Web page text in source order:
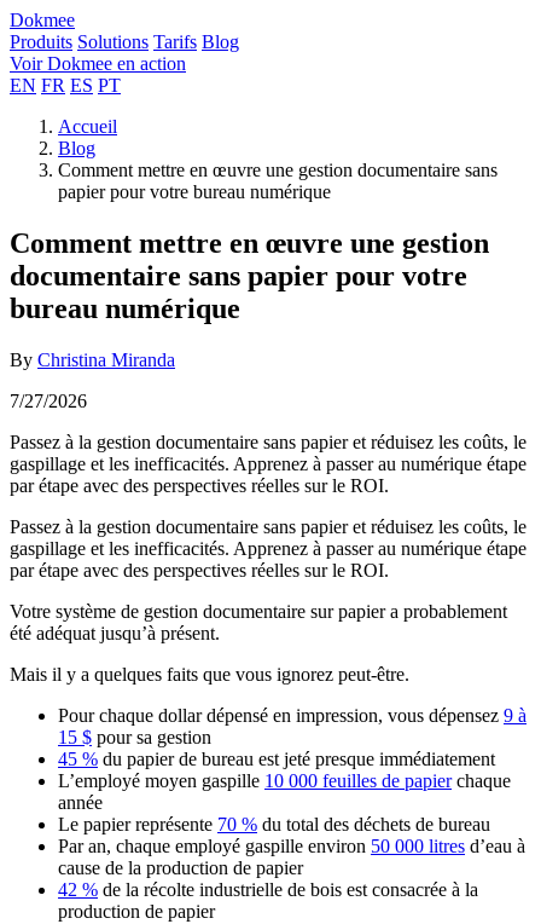
Dokmee
Produits Solutions Tarifs Blog
Voir Dokmee en action
EN FR ES PT
Accueil
Blog
Comment mettre en œuvre une gestion documentaire sans
papier pour votre bureau numérique
Comment mettre en œuvre une gestion
documentaire sans papier pour votre
bureau numérique
By Christina Miranda
7/27/2026
Passez à la gestion documentaire sans papier et réduisez les coûts, le
gaspillage et les inefficacités. Apprenez à passer au numérique étape
par étape avec des perspectives réelles sur le ROI.
Passez à la gestion documentaire sans papier et réduisez les coûts, le
gaspillage et les inefficacités. Apprenez à passer au numérique étape
par étape avec des perspectives réelles sur le ROI.
Votre système de gestion documentaire sur papier a probablement
été adéquat jusqu’à présent.
Mais il y a quelques faits que vous ignorez peut-être.
Pour chaque dollar dépensé en impression, vous dépensez 9 à
15 $ pour sa gestion
45 % du papier de bureau est jeté presque immédiatement
L’employé moyen gaspille 10 000 feuilles de papierchaque
année
Le papier représente 70 % du total des déchets de bureau
Par an, chaque employé gaspille environ 50 000 litres d’eau à
cause de la production de papier
42 % de la récolte industrielle de bois est consacrée à la
production de papier